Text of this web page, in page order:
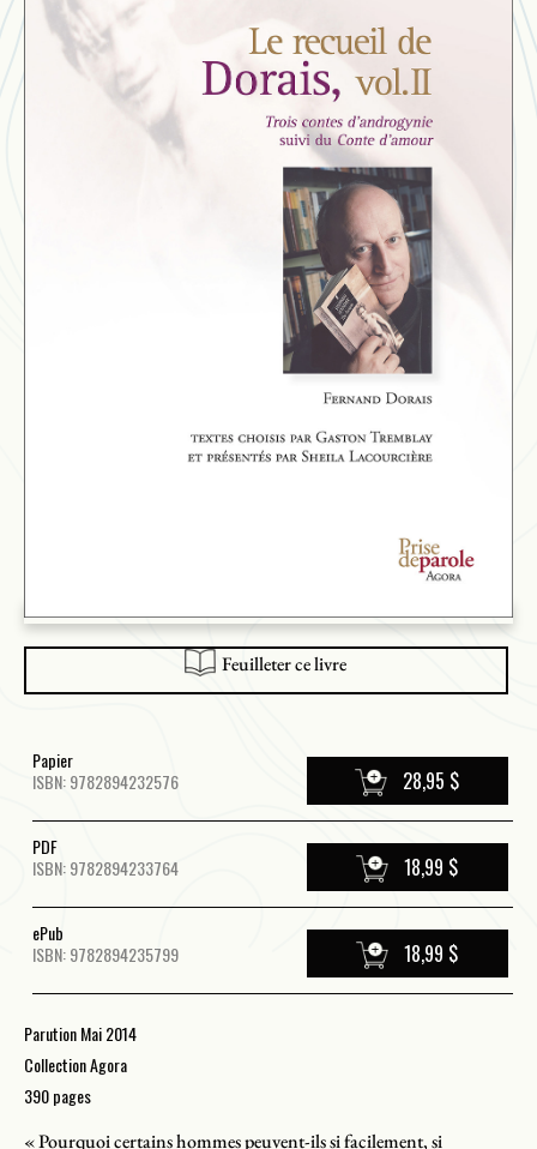
Feuilleter ce livre
Papier
ISBN: 9782894232576
28,95 $
PDF
ISBN: 9782894233764
18,99 $
ePub
ISBN: 9782894235799
18,99 $
Parution Mai 2014
Collection Agora
390 pages
« Pourquoi certains hommes peuvent-ils si facilement, si